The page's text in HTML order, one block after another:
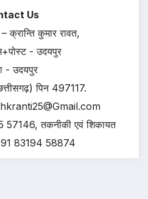
Us
क्रान्ति कुमार रावत,
- उदयपुर
- उदयपुर
पिन 497117.
57146, तकनीकी एवं शिकायत
83194 58874